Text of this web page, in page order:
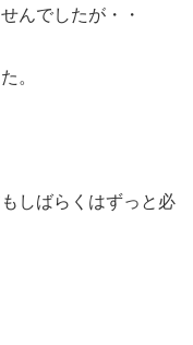
んでしたが・・
。
しばらくはずっと必